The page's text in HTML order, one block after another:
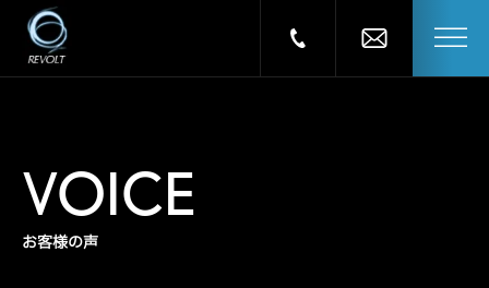
VOICE
お客様の声